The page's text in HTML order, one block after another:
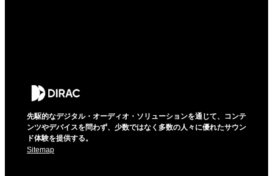
先駆的なデジタル・オーディオ・ソリューションを通じて、コンテ
ンツやデバイスを問わず、少数ではなく多数の人々に優れたサウン
ド体験を提供する。
Sitemap